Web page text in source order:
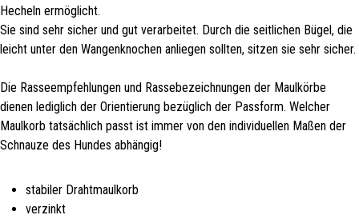
Hecheln ermöglicht.
Sie sind sehr sicher und gut verarbeitet. Durch die seitlichen Bügel, die
leicht unter den Wangenknochen anliegen sollten, sitzen sie sehr sicher.
Die Rasseempfehlungen und Rassebezeichnungen der Maulkörbe
dienen lediglich der Orientierung bezüglich der Passform. Welcher
Maulkorb tatsächlich passt ist immer von den individuellen Maßen der
Schnauze des Hundes abhängig!
stabiler Drahtmaulkorb
verzinkt